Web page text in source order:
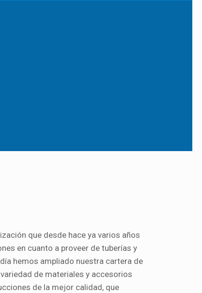
que desde hace ya varios años
en cuanto a proveer de tuberías y
hemos ampliado nuestra cartera de
de materiales y accesorios
de la mejor calidad, que